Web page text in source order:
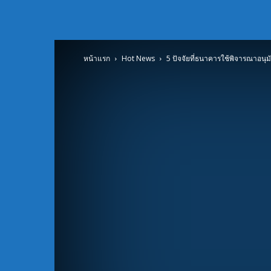
หน้าแรก Hot News 5 ปัจจัยที่ธนาคารใช้พิจารณาอนุ